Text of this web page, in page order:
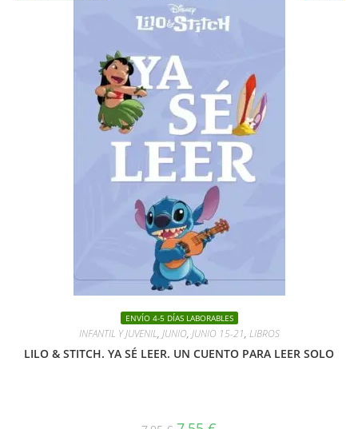
ENVÍO 4-5 DÍAS LABORABLES
INFANTIL Y JUVENIL, JUNIO, JUNIO 15-21, LIBROS
LILO & STITCH. YA SÉ LEER. UN CUENTO PARA LEER SOLO
El